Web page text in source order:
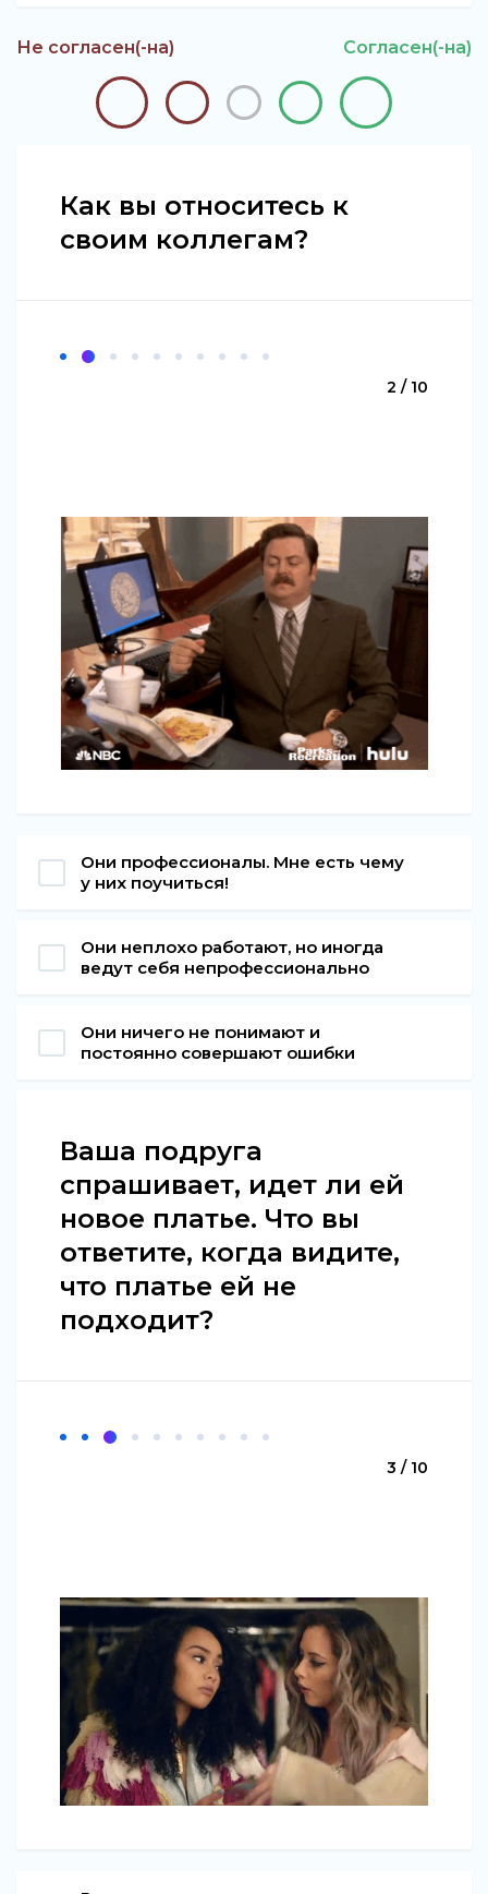
Не согласен(-на) Согласен(-на)
Как вы относитесь к
своим коллегам?
2 / 10
Они профессионалы. Мне есть чему
у них поучиться!
Они неплохо работают, но иногда
ведут себя непрофессионально
Они ничего не понимают и
постоянно совершают ошибки
Ваша подруга
спрашивает, идет ли ей
новое платье. Что вы
ответите, когда видите,
что платье ей не
подходит?
3 / 10